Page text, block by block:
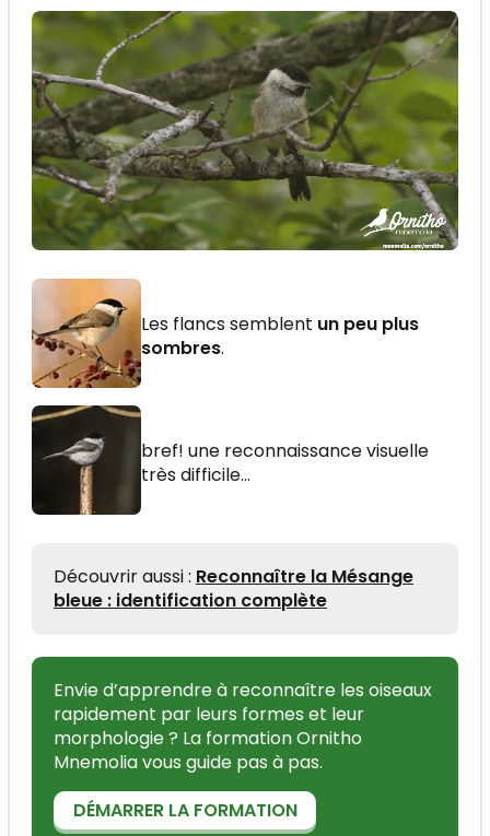
Les flancs semblent un peu plus
sombres.
bref! une reconnaissance visuelle
très difficile…
Découvrir aussi : Reconnaître la Mésange
bleue : identification complète
Envie d’apprendre à reconnaître les oiseaux
rapidement par leurs formes et leur
morphologie ? La formation Ornitho
Mnemolia vous guide pas à pas.
DÉMARRER LA FORMATION